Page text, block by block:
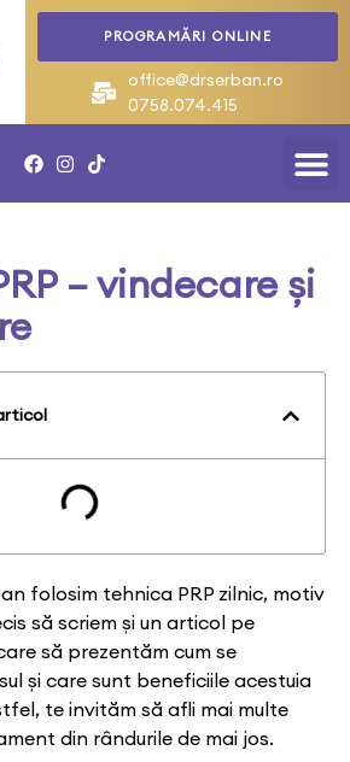
office@drserban.ro
0758.074.415
PROGRAMĂRI ONLINE
– vindecare și
folosim tehnica PRP zilnic, motiv
să scriem și un articol pe
să prezentăm cum se
și care sunt beneficiile acestuia
te invităm să afli mai multe
din rândurile de mai jos.